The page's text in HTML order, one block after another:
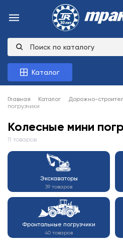
Каталог
Главная Каталог Дорожно-
погрузчики
Колесные мини
11 товаров
Экскаваторы
39 товаров
Фронтальные погрузчики
40 товаров